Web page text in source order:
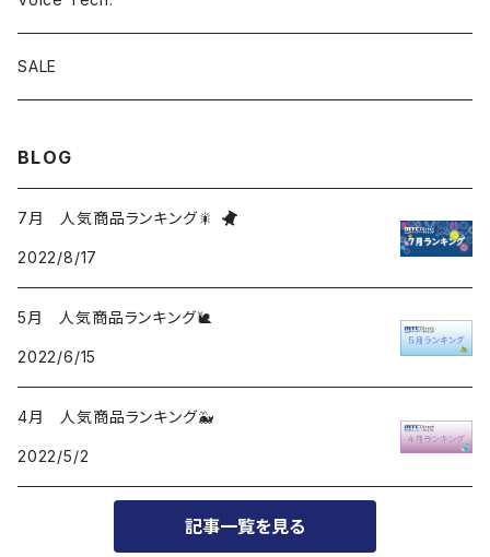
SALE
BLOG
7月 人気商品ランキング🎇
2022/8/17
5月 人気商品ランキング🐌
2022/6/15
4月 人気商品ランキング🐳
2022/5/2
記事一覧を見る